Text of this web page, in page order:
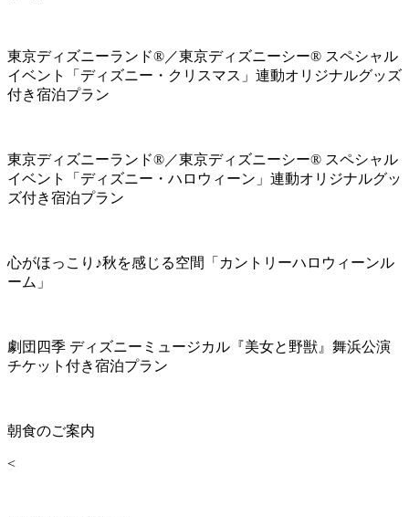
東京ディズニーランド®／東京ディズニーシー® スペシャル
イベント「ディズニー・クリスマス」連動オリジナルグッズ
付き宿泊プラン
東京ディズニーランド®／東京ディズニーシー® スペシャル
イベント「ディズニー・ハロウィーン」連動オリジナルグッ
ズ付き宿泊プラン
心がほっこり♪秋を感じる空間「カントリーハロウィーンル
ーム」
劇団四季 ディズニーミュージカル『美女と野獣』舞浜公演
チケット付き宿泊プラン
朝食のご案内
<